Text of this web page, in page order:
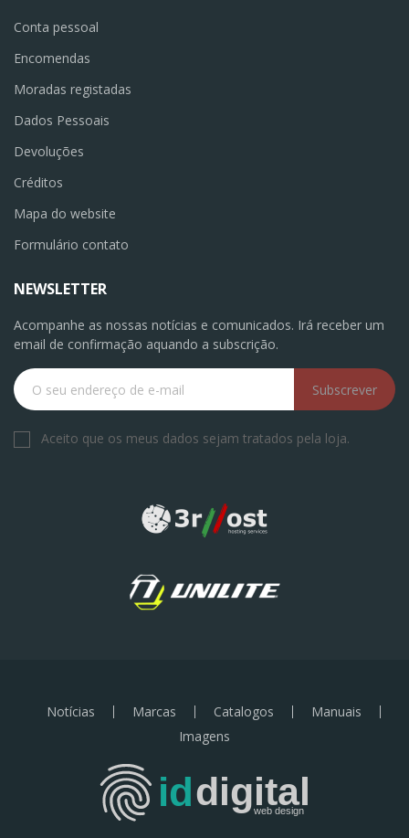
Conta pessoal
Encomendas
Moradas registadas
Dados Pessoais
Devoluções
Créditos
Mapa do website
Formulário contato
NEWSLETTER
Acompanhe as nossas notícias e comunicados. Irá receber um
email de confirmação aquando a subscrição.
Subscrever
Aceito que os meus dados sejam tratados pela loja.
Notícias Marcas Catalogos
Manuais
Imagens